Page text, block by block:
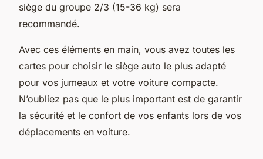
siège du groupe 2/3 (15-36 kg) sera
recommandé.
Avec ces éléments en main, vous avez toutes les
cartes pour choisir le siège auto le plus adapté
pour vos jumeaux et votre voiture compacte.
N’oubliez pas que le plus important est de garantir
la sécurité et le confort de vos enfants lors de vos
déplacements en voiture.